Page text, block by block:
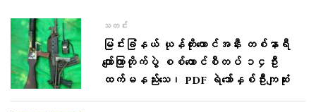
သတင်း
မြင်းခြံနယ် ယုန်တိုးတောင်အနီး တစ်နာရီ
ကျော်ကြာတိုက်ပွဲ စစ်ကောင်စီတပ် ၁၄ဦး
ထက်မနည်းသေ၊ PDF ရဲဘော်နှစ်ဦးကျဆုံး